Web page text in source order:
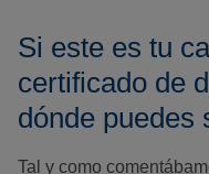
Si este es tu
certificado de
dónde puedes
Tal y como